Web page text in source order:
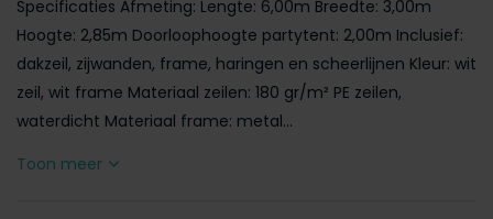
Specificaties Afmeting: Lengte: 6,00m Breedte: 3,00m
Hoogte: 2,85m Doorloophoogte partytent: 2,00m Inclusief:
dakzeil, zijwanden, frame, haringen en scheerlijnen Kleur: wit
zeil, wit frame Materiaal zeilen: 180 gr/m² PE zeilen,
waterdicht Materiaal frame: metal...
Toon meer